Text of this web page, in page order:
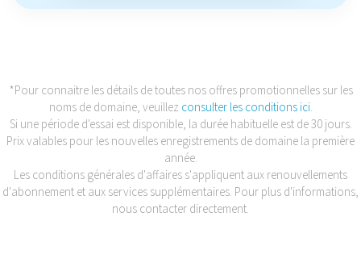
*Pour connaitre les détails de toutes nos offres promotionnelles sur les
noms de domaine, veuillez consulter les conditions ici.
Si une période d'essai est disponible, la durée habituelle est de 30 jours.
Prix valables pour les nouvelles enregistrements de domaine la première
année.
Les conditions générales d'affaires s'appliquent aux renouvellements
d'abonnement et aux services supplémentaires. Pour plus d'informations,
nous contacter directement.